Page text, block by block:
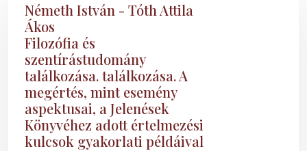
Németh István - Tóth Attila
Ákos
Filozófia és
szentírástudomány
találkozása. találkozása. A
megértés, mint esemény
aspektusai, a Jelenések
Könyvéhez adott értelmezési
kulcsok gyakorlati példáival